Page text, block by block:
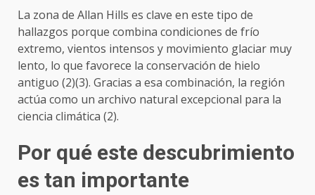
La zona de Allan Hills es clave en este tipo de
hallazgos porque combina condiciones de frío
extremo, vientos intensos y movimiento glaciar muy
lento, lo que favorece la conservación de hielo
antiguo (2)(3). Gracias a esa combinación, la región
actúa como un archivo natural excepcional para la
ciencia climática (2).
Por qué este descubrimiento
es tan importante